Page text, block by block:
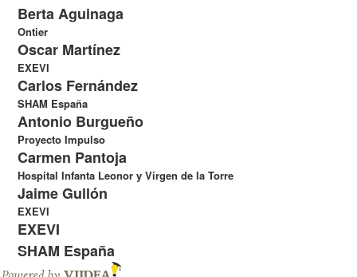
Berta Aguinaga
Ontier
Oscar Martínez
EXEVI
Carlos Fernández
SHAM España
Antonio Burgueño
Proyecto Impulso
Carmen Pantoja
Hospital Infanta Leonor y Virgen de la Torre
Jaime Gullón
EXEVI
EXEVI
SHAM España